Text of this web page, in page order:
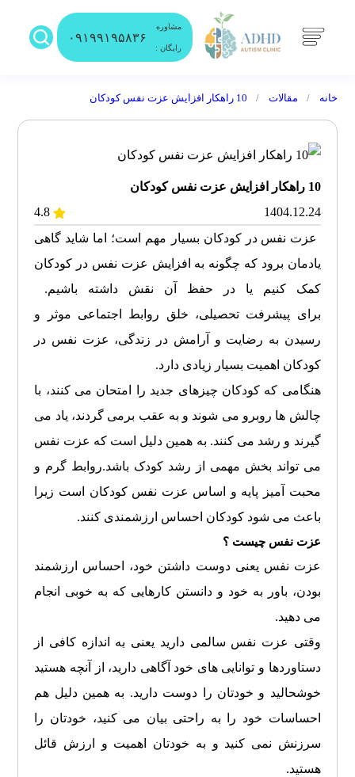
مشاوره
رایگان :
۰۹۱۹۹۱۹۵۸۳۶
خانه مقالات 10 راهکار افزایش عزت نفس کودکان
10 راهکار افزایش عزت نفس کودکان
1404.12.24
4.8
عزت نفس در کودکان بسیار مهم است؛ اما شاید گاهی
یادمان برود که چگونه به افزایش عزت نفس در کودکان
کمک کنیم یا در حفظ آن نقش داشته باشیم.
برای پیشرفت تحصیلی، خلق روابط اجتماعی موثر
و
رسیدن به رضایت و آرامش در زندگی، عزت نفس در
کودکان اهمیت بسیار زیادی دارد.
هنگامی که کودکان چیزهای جدید را امتحان می کنند، با
چالش ها روبرو می شوند و به عقب برمی گردند، یاد می
گیرند و رشد می کنند. به همین دلیل است که عزت نفس
می تواند بخش مهمی از رشد کودک باشد.روابط گرم و
محبت آمیز پایه و اساس عزت نفس کودکان است زیرا
باعث می شود کودکان احساس ارزشمندی کنند.
عزت نفس چیست ؟
عزت نفس یعنی دوست داشتن خود، احساس ارزشمند
بودن، باور به خود و دانستن کارهایی که به خوبی انجام
می دهید.
وقتی عزت نفس سالمی دارید یعنی به اندازه کافی از
دستاوردها و توانایی های خود آگاهی دارید، از آنچه هستید
خوشحالید و خودتان را دوست دارید. به همین دلیل هم
احساسات خود را به راحتی بیان می کنید، خودتان را
سرزنش نمی کنید و به خودتان اهمیت و ارزش قائل
هستید.